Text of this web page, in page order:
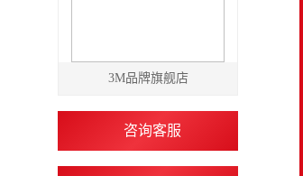
3M品牌旗舰店
咨询客服